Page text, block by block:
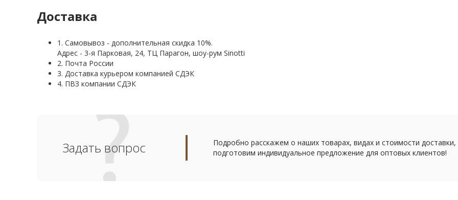
Доставка
1. Самовывоз - дополнительная скидка 10%.
Адрес - 3-я Парковая, 24, ТЦ Парагон, шоу-рум Sinotti
2. Почта России
3. Доставка курьером компанией СДЭК
4. ПВЗ компании СДЭК
Задать вопрос
Подробно расскажем о наших товарах, видах и стоимости доставки,
подготовим индивидуальное предложение для оптовых клиентов!